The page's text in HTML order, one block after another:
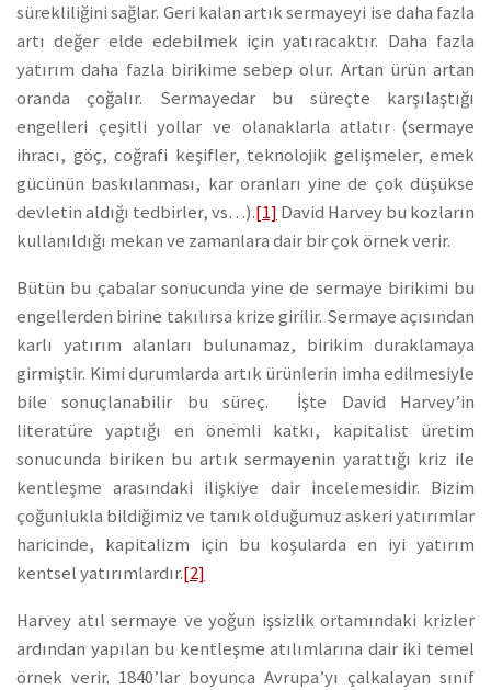
sürekliliğini sağlar. Geri kalan artık sermayeyi ise daha fazla
artı değer elde edebilmek için yatıracaktır. Daha fazla
yatırım daha fazla birikime sebep olur. Artan ürün artan
oranda çoğalır. Sermayedar bu süreçte karşılaştığı
engelleri çeşitli yollar ve olanaklarla atlatır (sermaye
ihracı, göç, coğrafi keşifler, teknolojik gelişmeler, emek
gücünün baskılanması, kar oranları yine de çok düşükse
devletin aldığı tedbirler, vs…).[1] David Harvey bu kozların
kullanıldığı mekan ve zamanlara dair bir çok örnek verir.
Bütün bu çabalar sonucunda yine de sermaye birikimi bu
engellerden birine takılırsa krize girilir. Sermaye açısından
karlı yatırım alanları bulunamaz, birikim duraklamaya
girmiştir. Kimi durumlarda artık ürünlerin imha edilmesiyle
bile sonuçlanabilir bu süreç. İşte David Harvey’in
literatüre yaptığı en önemli katkı, kapitalist üretim
sonucunda biriken bu artık sermayenin yarattığı kriz ile
kentleşme arasındaki ilişkiye dair incelemesidir. Bizim
çoğunlukla bildiğimiz ve tanık olduğumuz askeri yatırımlar
haricinde, kapitalizm için bu koşularda en iyi yatırım
kentsel yatırımlardır.[2]
Harvey atıl sermaye ve yoğun işsizlik ortamındaki krizler
ardından yapılan bu kentleşme atılımlarına dair iki temel
örnek verir. 1840’lar boyunca Avrupa’yı çalkalayan sınıf